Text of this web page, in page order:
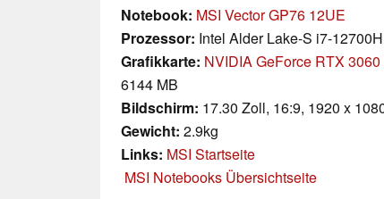
Notebook: MSI Vector GP76 12UE
Prozessor: Intel Alder Lake-S i7-12700H
Grafikkarte: NVIDIA GeForce RTX
6144 MB
Bildschirm: 17.30 Zoll, 16:9, 1920 x
Gewicht: 2.9kg
Links: MSI Startseite
MSI Notebooks Übersichtseite